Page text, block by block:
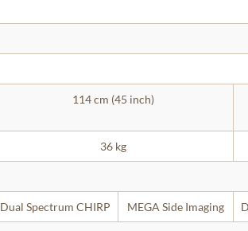
114 cm (45 inch)
36 kg
Dual Spectrum CHIRP MEGA Side Imaging